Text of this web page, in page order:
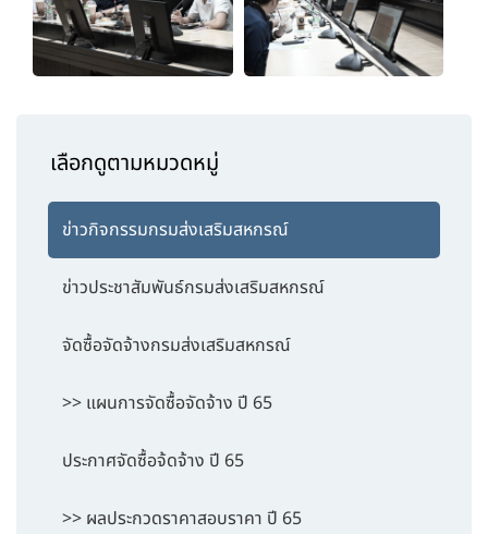
เลือกดูตามหมวดหมู่
ข่าวกิจกรรมกรมส่งเสริมสหกรณ์
ข่าวประชาสัมพันธ์กรมส่งเสริมสหกรณ์
จัดซื้อจัดจ้างกรมส่งเสริมสหกรณ์
>> แผนการจัดซื้อจัดจ้าง ปี 65
ประกาศจัดซื้อจ้ดจ้าง ปี 65
>> ผลประกวดราคาสอบราคา ปี 65